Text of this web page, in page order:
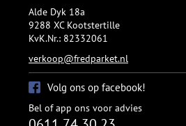
Alde Dyk 18a
9288 XC Kootstertille
KvK.Nr.: 82332061
verkoop@fredparket.nl
Volg ons op facebook!
Bel of app ons voor advies